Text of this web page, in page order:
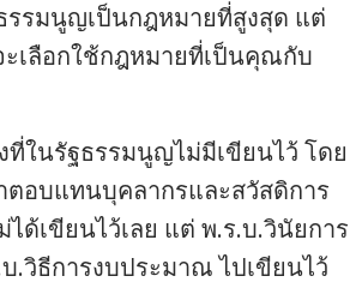
รรมนูญเป็นกฎหมายที่สูงสุด แต่
ะเลือกใช้กฎหมายที่เป็นคุณกับ
ที่ในรัฐธรรมนูญไม่มีเขียนไว้ โดย
ตอบแทนบุคลากรและสวัสดิการ
ด้เขียนไว้เลย แต่ พ.ร.บ.วินัยการ
บ.วิธีการงบประมาณ ไปเขียนไว้